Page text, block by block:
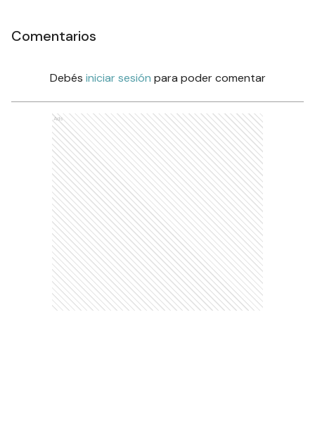
Comentarios
Debés iniciar sesión para poder comentar
Ads